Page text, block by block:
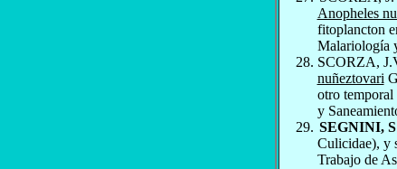
Anopheles
fitoplancton
Malariología
SCORZA,
nuñeztovari
otro temporal
y
SEGNINI, S
Culicidae), y
Trabajo de